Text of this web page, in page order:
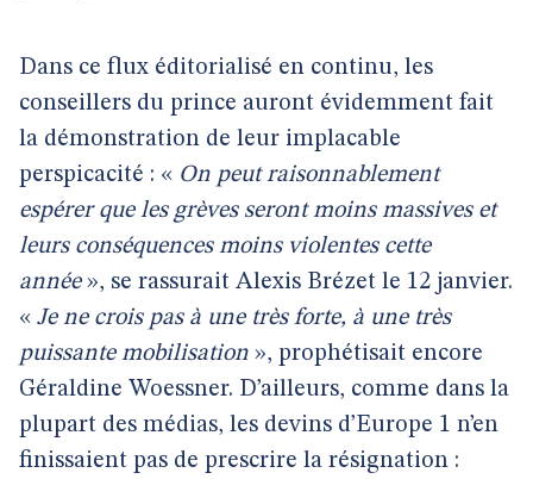
Dans ce flux éditorialisé en continu, les
conseillers du prince auront évidemment fait
la démonstration de leur implacable
perspicacité : « On peut raisonnablement
espérer que les grèves seront moins massives et
leurs conséquences moins violentes cette
année», se rassurait Alexis Brézet le 12 janvier.
« Je ne crois pas à une très forte, à une très
puissante mobilisation », prophétisait encore
Géraldine Woessner. D’ailleurs, comme dans la
plupart des médias, les devins d’Europe 1 n’en
finissaient pas de prescrire la résignation :